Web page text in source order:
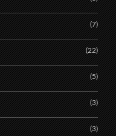
(7)
(22)
(5)
(3)
(3)